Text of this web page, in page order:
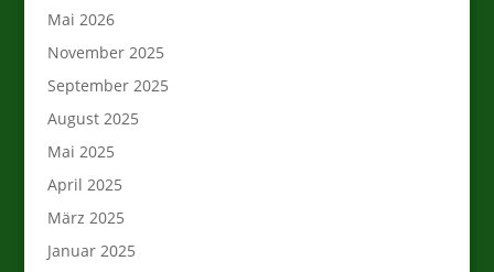
Mai 2026
November 2025
September 2025
August 2025
Mai 2025
April 2025
März 2025
Januar 2025